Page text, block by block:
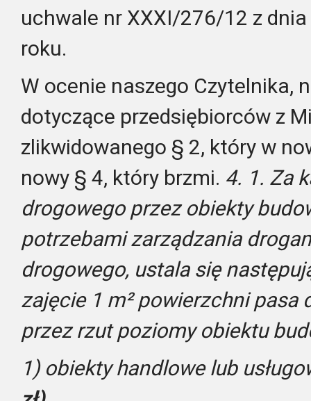
uchwale nr XXXI/276/12 z
roku.
W ocenie naszego Czytelnika,
dotyczące przedsiębiorców z
zlikwidowanego § 2, który w
nowy § 4, który brzmi. 4. 1. Za
drogowego przez obiekty
potrzebami zarządzania
drogowego, ustala się
zajęcie 1 m² powierzchni pasa
przez rzut poziomy obiektu
1) obiekty handlowe lub